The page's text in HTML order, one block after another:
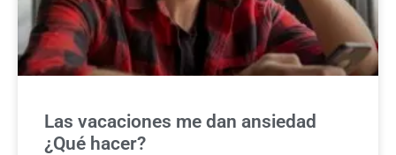
Las vacaciones me dan ansiedad
¿Qué hacer?